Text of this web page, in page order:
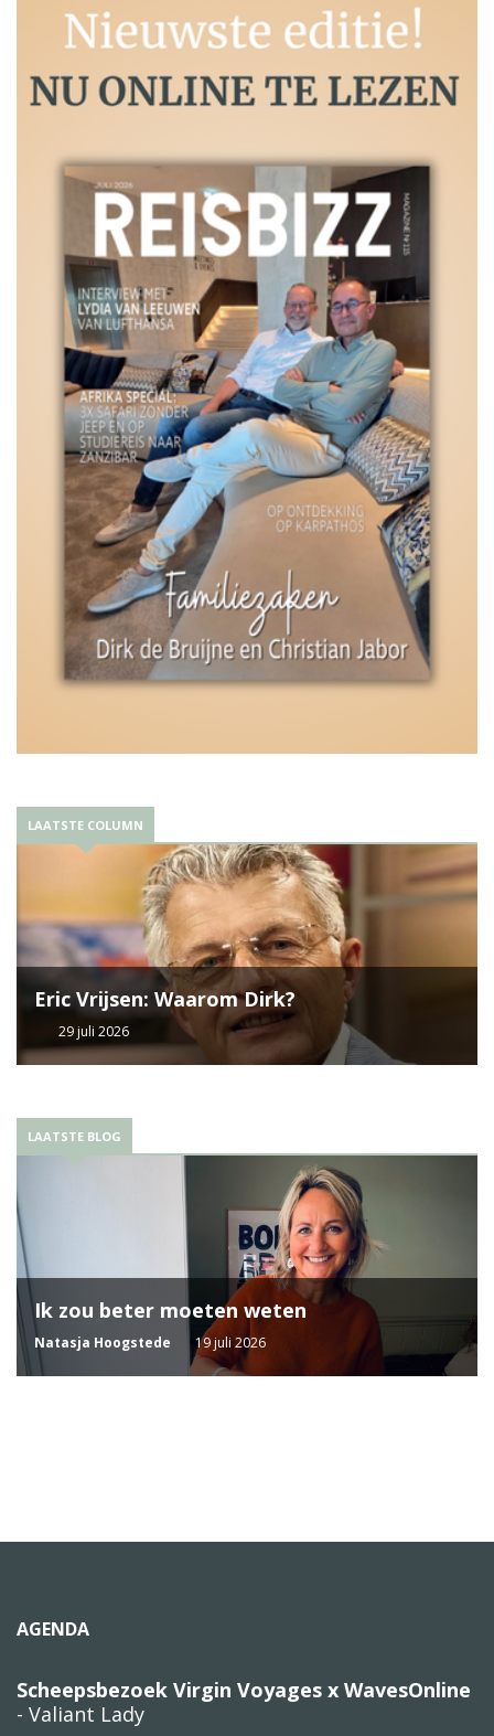
LAATSTE COLUMN
Eric Vrijsen: Waarom Dirk?
29 juli 2026
LAATSTE BLOG
Ik zou beter moeten weten
Natasja Hoogstede 19 juli 2026
AGENDA
Scheepsbezoek Virgin Voyages x WavesOnline
- Valiant Lady